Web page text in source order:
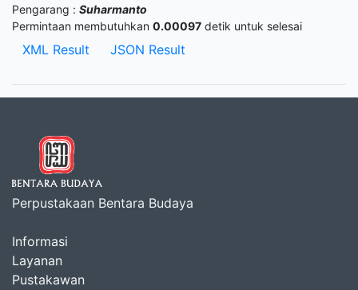
Pengarang : Suharmanto
Permintaan membutuhkan 0.00097 detik untuk selesai
XML Result JSON Result
Perpustakaan Bentara Budaya
Informasi
Layanan
Pustakawan